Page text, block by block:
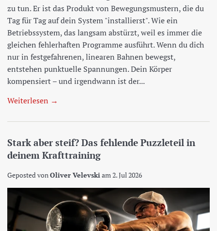
zu tun. Er ist das Produkt von Bewegungsmustern, die du
Tag für Tag auf dein System "installierst". Wie ein
Betriebssystem, das langsam abstürzt, weil es immer die
gleichen fehlerhaften Programme ausführt. Wenn du dich
nur in festgefahrenen, linearen Bahnen bewegst,
entstehen punktuelle Spannungen. Dein Körper
kompensiert – und irgendwann ist der...
Weiterlesen →
Stark aber steif? Das fehlende Puzzleteil in
deinem Krafttraining
Geposted vonOliver Velevskiam2. Jul 2026